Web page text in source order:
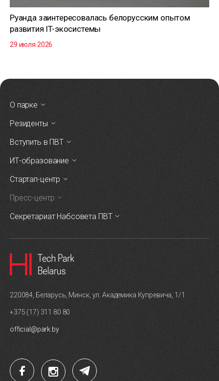
Руанда заинтересовалась белорусским опытом
развития IT-экосистемы
29 июля 2026
О парке
Резиденты
Вступить в ПВТ
ИТ-образование
Стартап-центр
Пресс-центр
Секретариат Набсовета ПВТ
220084, Беларусь, Минск, ул. Академика Купревича, 1/1
+375 (17) 311 80 80
official@park.by